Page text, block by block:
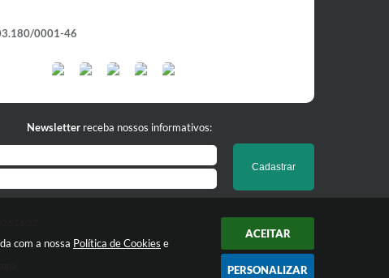
com a nossa Política de Cookies e
ACEITAR
PERSONALIZAR
0001-46
Newsletter receba nossos informativos:
Cadastrar